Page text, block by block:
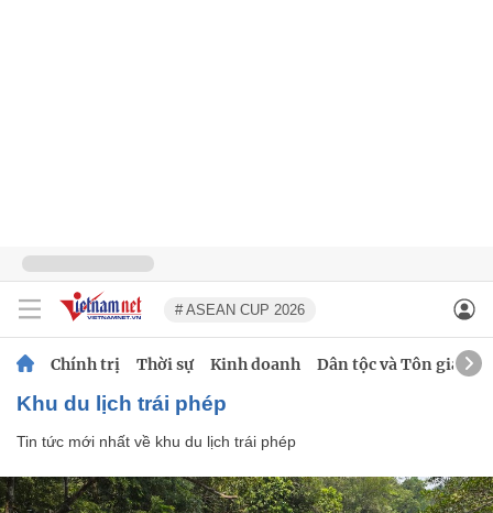
# ASEAN CUP 2026
Chính trị Thời sự Kinh doanh Dân tộc và Tôn giáo
khu du lịch trái phép
Tin tức mới nhất về khu du lịch trái phép